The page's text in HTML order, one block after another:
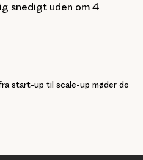
snedigt uden om 4
start-up til scale-up møder de